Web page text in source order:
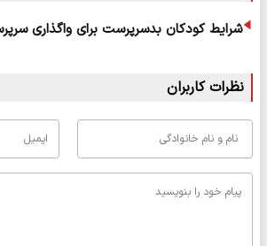
شرایط کودکان بدسرپرست برای واگذاری
نظرات کاربران